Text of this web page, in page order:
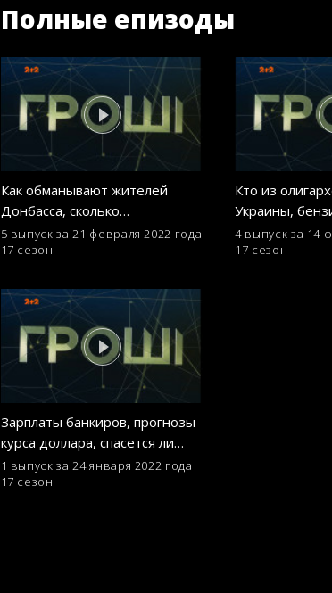
Полные епизоды
Как обманывают жителей
Донбасса, сколько
зарабатывают олимпийские
медалисты, афера в
5 выпуск за 21 февраля 2022 года
17 сезон
Кто из
Украины,
Лукашенко,
жилье во
4 выпуск за 14
17 сезон
Зарплаты банкиров, прогнозы
курса доллара, спасется ли
Петр Порошенко от тюрьмы –
Гроші
1 выпуск за 24 января 2022 года
17 сезон